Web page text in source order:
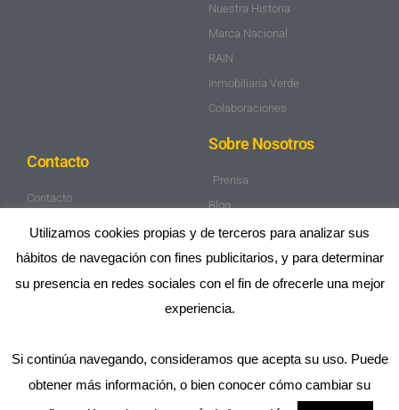
Nuestra Historia
Marca Nacional
RAIN
Inmobiliaria Verde
Colaboraciones
Contacto
Contacto
Sobre Nosotros
Prensa
Blog
Mapa de Sitio
Aviso Legal
Política de privacidad
2025 OPTIMACASA® ES UNA MARCA REGISTRADA DE
OPTIMACASA SERVICIOS INMOBILIARIOS SL. RESERVADOS
Utilizamos cookies propias y de terceros para analizar sus
hábitos de navegación con fines publicitarios, y para determinar
su presencia en redes sociales con el fin de ofrecerle una mejor
experiencia.
Si continúa navegando, consideramos que acepta su uso. Puede
obtener más información, o bien conocer cómo cambiar su